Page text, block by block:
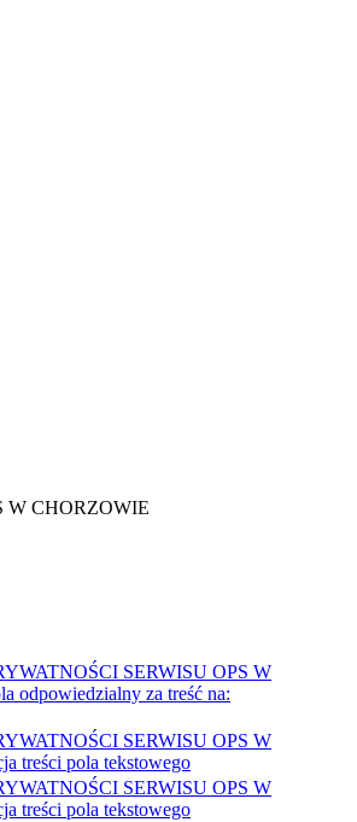
W CHORZOWIE
SERWISU OPS W
odpowiedzialny za treść na:
SERWISU OPS W
treści pola tekstowego
SERWISU OPS W
treści pola tekstowego